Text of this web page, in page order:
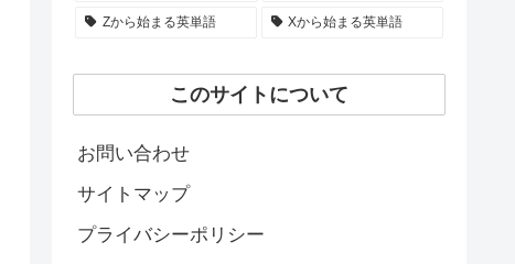
Zから始まる英単語 Xから始まる英単語
このサイトについて
お問い合わせ
サイトマップ
プライバシーポリシー